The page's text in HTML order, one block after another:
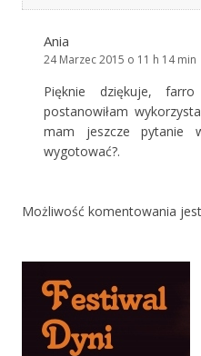
Ania
24 Marzec 2015 o 11 h 14 min
Pięknie dziękuje,
postanowiłam
mam jeszcze pytanie
wygotować?.
Możliwość komentowania